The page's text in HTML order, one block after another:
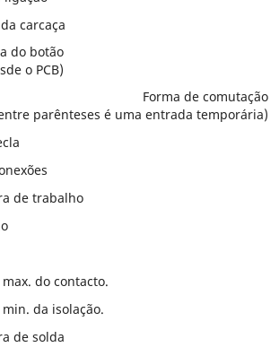
carcaça
do botão
o PCB)
Forma de comutação
parênteses é uma entrada temporária)
de trabalho
do contacto.
da isolação.
de solda